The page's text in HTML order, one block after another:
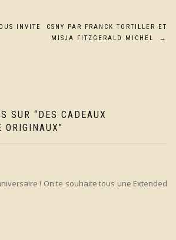
INVITE
CSNY PAR FRANCK TORTILLER ET
MISJA FITZGERALD MICHEL
→
SUR “DES CADEAUX
ORIGINAUX”
! On te souhaite tous une Extended